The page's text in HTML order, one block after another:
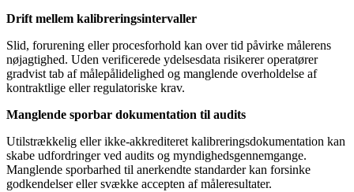
Drift mellem kalibreringsintervaller
Slid, forurening eller procesforhold kan over tid påvirke målerens
nøjagtighed. Uden verificerede ydelsesdata risikerer operatører
gradvist tab af målepålidelighed og manglende overholdelse af
kontraktlige eller regulatoriske krav.
Manglende sporbar dokumentation til audits
Utilstrækkelig eller ikke-akkrediteret kalibreringsdokumentation kan
skabe udfordringer ved audits og myndighedsgennemgange.
Manglende sporbarhed til anerkendte standarder kan forsinke
godkendelser eller svække accepten af måleresultater.